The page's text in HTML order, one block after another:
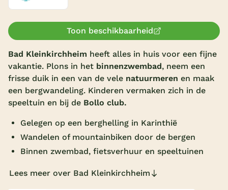
Onze vakantiegidsen
Subtropisch zwembad
Overdekt zwembad
Wildwaterbaan
Indoor speeltuin
Alle populaire faciliteiten
Keuzehulp
Toon beschikbaarheid
Bad Kleinkirchheim heeft alles in huis voor een fijne
vakantie. Plons in het binnenzwembad, neem een
frisse duik in een van de vele natuurmeren en maak
een bergwandeling. Kinderen vermaken zich in de
speeltuin en bij de Bollo club.
Gelegen op een berghelling in Karinthië
Wandelen of mountainbiken door de bergen
Binnen zwembad, fietsverhuur en speeltuinen
Lees meer over Bad Kleinkirchheim